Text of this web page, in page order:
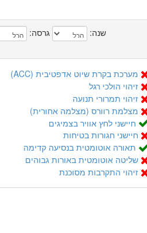
שנה: גרסה:
מערכת בקרת שיוט אדפטיבית (ACC)
זיהוי הולכי רגל
זיהוי תמרורי תנועה
מצלמת רוורס (מצלמה אחורית)
חיישני לחץ אוויר בצמיגים
חיישני חגורות בטיחות
תאורה אוטומטית בנסיעה קדימה
שליטה אוטומטית באורות גבוהים
זיהוי התקרבות מסוכנת